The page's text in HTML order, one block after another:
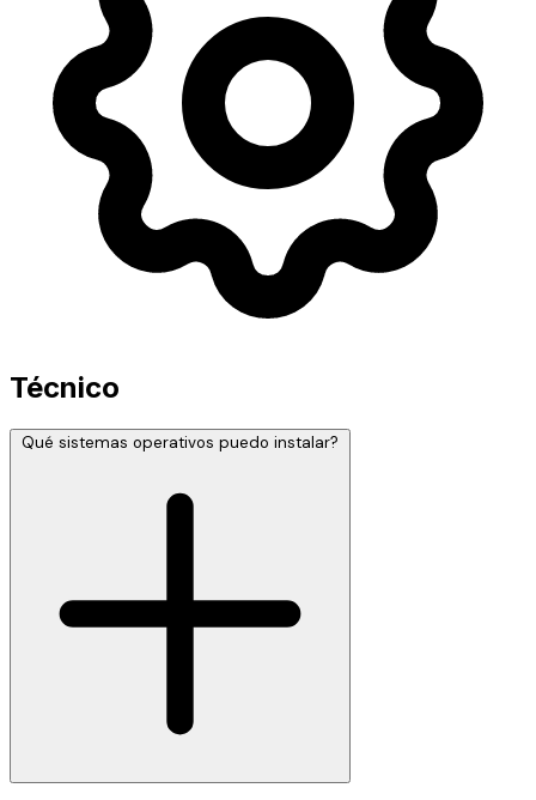
Técnico
Qué sistemas operativos puedo instalar?